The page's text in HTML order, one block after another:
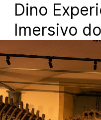
Dino
Imersivo